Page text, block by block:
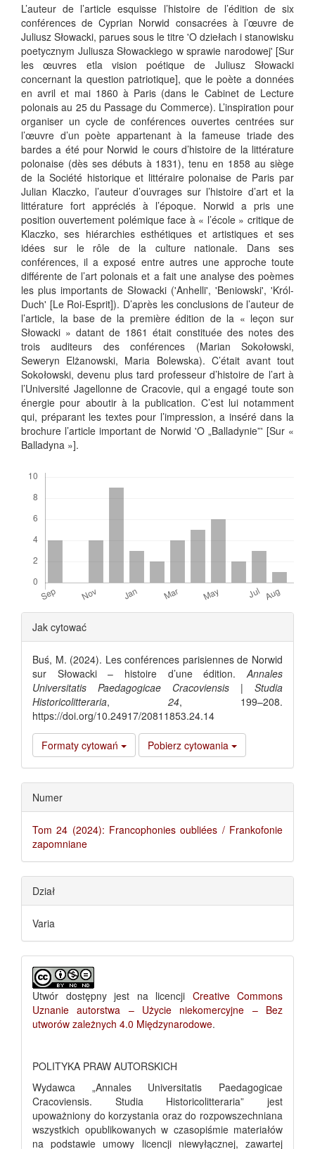
L’auteur de l’article esquisse l’histoire de l’édition de six
conférences de Cyprian Norwid consacrées à l’œuvre de
Juliusz Słowacki, parues sous le titre 'O dziełach i stanowisku
poetycznym Juliusza Słowackiego w sprawie narodowej' [Sur
les œuvres etla vision poétique de Juliusz Słowacki
concernant la question patriotique], que le poète a données
en avril et mai 1860 à Paris (dans le Cabinet de Lecture
polonais au 25 du Passage du Commerce). L’inspiration pour
organiser un cycle de conférences ouvertes centrées sur
l’œuvre d’un poète appartenant à la fameuse triade des
bardes a été pour Norwid le cours d’histoire de la littérature
polonaise (dès ses débuts à 1831), tenu en 1858 au siège
de la Société historique et littéraire polonaise de Paris par
Julian Klaczko, l’auteur d’ouvrages sur l’histoire d’art et la
littérature fort appréciés à l’époque. Norwid a pris une
position ouvertement polémique face à « l’école » critique de
Klaczko, ses hiérarchies esthétiques et artistiques et ses
idées sur le rôle de la culture nationale. Dans ses
conférences, il a exposé entre autres une approche toute
différente de l’art polonais et a fait une analyse des poèmes
les plus importants de Słowacki ('Anhelli', 'Beniowski', 'Król-
Duch' [Le Roi-Esprit]). D’après les conclusions de l’auteur de
l’article, la base de la première édition de la « leçon sur
Słowacki » datant de 1861 était constituée des notes des
trois auditeurs des conférences (Marian Sokołowski,
Seweryn Elżanowski, Maria Bolewska). C’était avant tout
Sokołowski, devenu plus tard professeur d’histoire de l’art à
l’Université Jagellonne de Cracovie, qui a engagé toute son
énergie pour aboutir à la publication. C’est lui notamment
qui, préparant les textes pour l’impression, a inséré dans la
brochure l’article important de Norwid 'O „Balladynie”' [Sur «
Balladyna »].
Article
Details
Jak cytować
Buś, M. (2024). Les conférences parisiennes de Norwid
sur Słowacki – histoire d’une édition. Annales
Universitatis Paedagogicae Cracoviensis | Studia
Historicolitteraria, 24, 199–208.
https://doi.org/10.24917/20811853.24.14
Formaty cytowań Pobierz cytowania
Numer
Tom 24 (2024): Francophonies oubliées / Frankofonie
zapomniane
Dział
Varia
Utwór dostępny jest na licencji Creative Commons
Uznanie autorstwa – Użycie niekomercyjne – Bez
utworów zależnych 4.0 Międzynarodowe.
POLITYKA PRAW AUTORSKICH
Wydawca „Annales Universitatis Paedagogicae
Cracoviensis. Studia Historicolitteraria” jest
upoważniony do korzystania oraz do rozpowszechniana
wszystkich opublikowanych w czasopiśmie materiałów
na podstawie umowy licencji niewyłącznej, zawartej